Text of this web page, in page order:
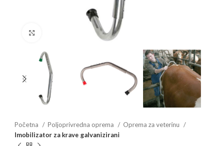
Početna Poljoprivredna oprema
Oprema za veterinu
Imobilizator za krave galvanizirani